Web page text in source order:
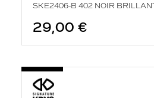
SKE2406-B 402 NOIR
29,00 €